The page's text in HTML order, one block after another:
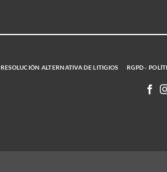
RESOLUCIÓN ALTERNATIVA DE LITIGIOS RGPD -